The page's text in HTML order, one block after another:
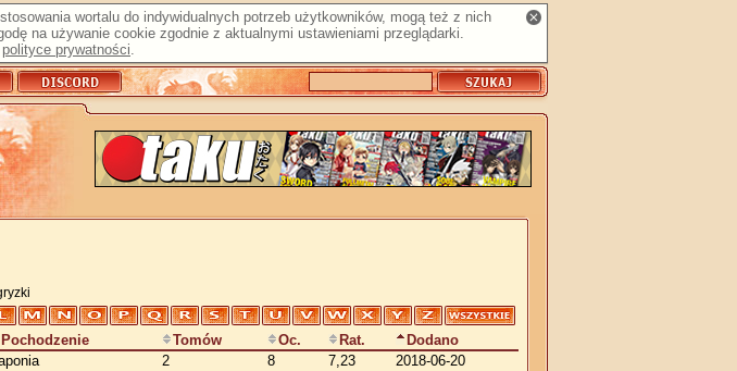
wortalu do indywidualnych potrzeb użytkowników, mogą też z nich
na używanie cookie zgodnie z aktualnymi ustawieniami przeglądarki.
polityce prywatności.
Pochodzenie Tomów Oc. Rat.
Dodano
2 8 7,23 2018-06-20